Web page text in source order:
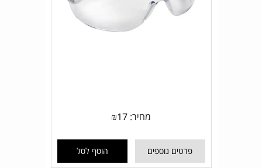
מחיר: ₪17
פרטים נוספים הוסף לסל